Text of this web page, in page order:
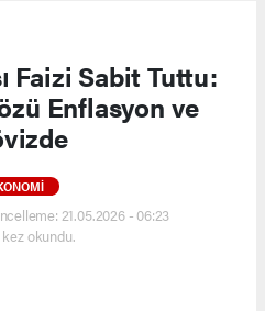
Faizi Sabit Tuttu:
Enflasyon ve
21.05.2026 - 06:23
kez okundu.